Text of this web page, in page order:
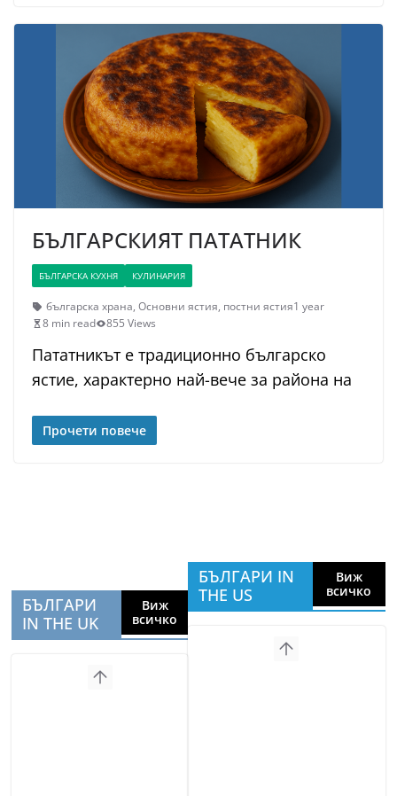
БЪЛГАРСКИЯТ ПАТАТНИК
БЪЛГАРСКА КУХНЯ КУЛИНАРИЯ
българска храна, Основни ястия, постни ястия1 year
8 min read
855 Views
Пататникът е традиционно българско
ястие, характерно най-вече за района на
Прочети повече
БЪЛГАРИ
IN THE UK
Виж
всичко
БЪЛГАРИ IN
THE US
Виж
всичко